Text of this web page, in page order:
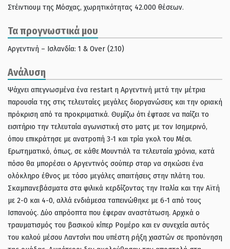
Στέιντιουμ της Μόσχας, χωρητικότητας 42.000 θέσεων.
Τα προγνωστικά μου
Αργεντινή – Ισλανδία: 1 & Over (2.10)
Ανάλυση
Ψάχνει απεγνωσμένα ένα restart η Αργεντινή μετά την μέτρια
παρουσία της στις τελευταίες μεγάλες διοργανώσεις και την οριακή
πρόκριση από τα προκριματικά. Θυμίζω ότι έφτασε να παίζει το
εισιτήριο την τελευταία αγωνιστική στο ματς με τον Ισημερινό,
όπου επικράτησε με ανατροπή 3-1 και τρία γκολ του Μέσι.
Ερωτηματικό, όπως, σε κάθε Μουντιάλ τα τελευταία χρόνια, κατά
πόσο θα μπορέσει ο Αργεντινός σούπερ σταρ να σηκώσει ένα
ολόκληρο έθνος με τόσο μεγάλες απαιτήσεις στην πλάτη του.
Σκαμπανεβάσματα στα φιλικά κερδίζοντας την Ιταλία και την Αϊτή
με 2-0 και 4-0, αλλά ενδιάμεσα ταπεινώθηκε με 6-1 από τους
Ισπανούς. Δύο απρόοπτα που έφεραν αναστάτωση. Αρχικά ο
τραυματισμός του βασικού κίπερ Ρομέρο και εν συνεχεία αυτός
του καλού μέσου Λαντσίνι που υπέστη ρήξη χιαστών σε προπόνηση